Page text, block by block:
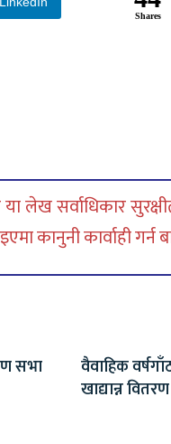
Shares
लेख सर्वाधिकार
कानुनी कार्वाही गर्न
सभा
वैवाहिक
खाद्यान्न वितरण